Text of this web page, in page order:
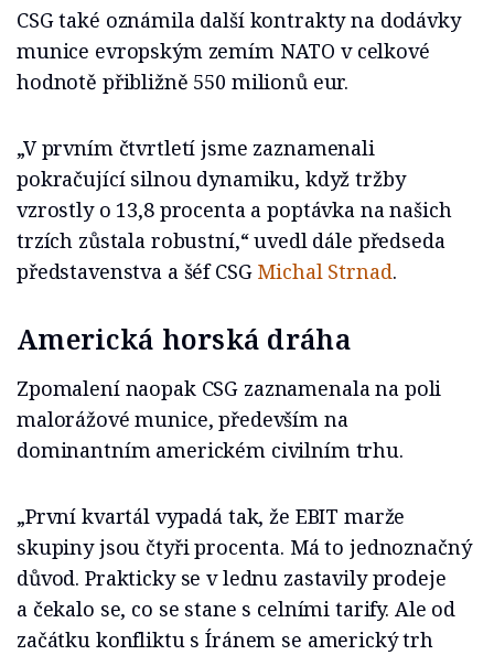
CSG také oznámila další kontrakty na dodávky
munice evropským zemím NATO v celkové
hodnotě přibližně 550 milionů eur.
„V prvním čtvrtletí jsme zaznamenali
pokračující silnou dynamiku, když tržby
vzrostly o 13,8 procenta a poptávka na našich
trzích zůstala robustní,“ uvedl dále předseda
představenstva a šéf CSG Michal Strnad.
Americká horská dráha
Zpomalení naopak CSG zaznamenala na poli
malorážové munice, především na
dominantním americkém civilním trhu.
„První kvartál vypadá tak, že EBIT marže
skupiny jsou čtyři procenta. Má to jednoznačný
důvod. Prakticky se v lednu zastavily prodeje
a čekalo se, co se stane s celními tarify. Ale od
začátku konfliktu s Íránem se americký trh